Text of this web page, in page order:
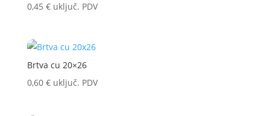
0,45 € uključ. PDV
Brtva cu 20×26
0,60 € uključ. PDV